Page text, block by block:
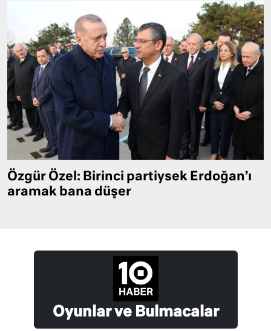
Özgür Özel: Birinci partiysek Erdoğan’ı
aramak bana düşer
Oyunlar ve Bulmacalar